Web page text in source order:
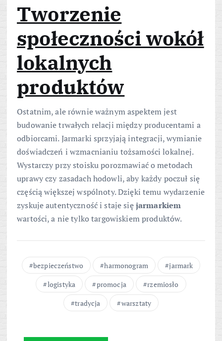
Tworzenie
społeczności wokół
lokalnych
produktów
Ostatnim, ale równie ważnym aspektem jest
budowanie trwałych relacji między producentami a
odbiorcami. Jarmarki sprzyjają integracji, wymianie
doświadczeń i wzmacnianiu tożsamości lokalnej.
Wystarczy przy stoisku porozmawiać o metodach
uprawy czy zasadach hodowli, aby każdy poczuł się
częścią większej wspólnoty. Dzięki temu wydarzenie
zyskuje autentyczność i staje sięjarmarkiem
wartości, a nie tylko targowiskiem produktów.
bezpieczeństwo harmonogram
jarmark
logistyka
promocja
rzemiosło
tradycja
warsztaty